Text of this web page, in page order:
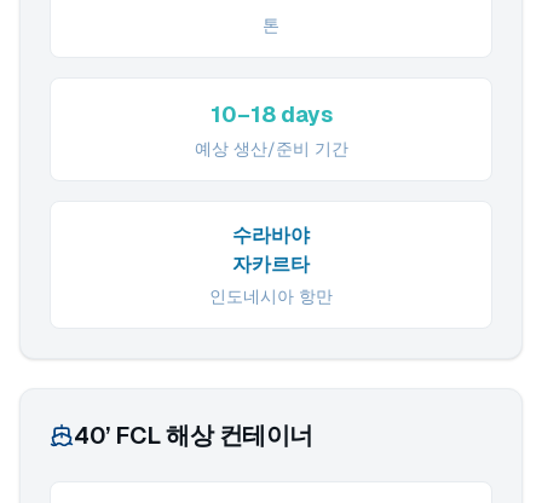
톤
10–18 days
예상 생산/준비 기간
수라바야
자카르타
인도네시아 항만
40’ FCL 해상 컨테이너